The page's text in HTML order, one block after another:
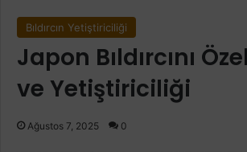
Bıldırcın Yetiştiriciliği
Japon Bıldırcını
ve Yetiştiriciliği
Ağustos 7, 2025 0